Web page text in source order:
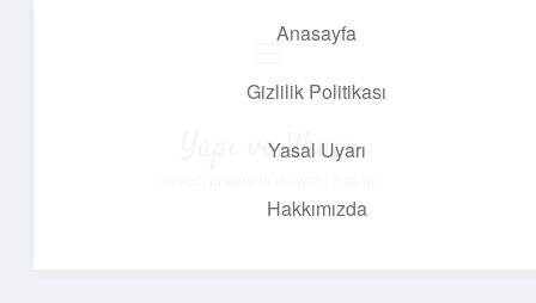
Anasayfa
Gizlilik Politikası
Yasal Uyarı
Hakkımızda
Yapı ve İlham